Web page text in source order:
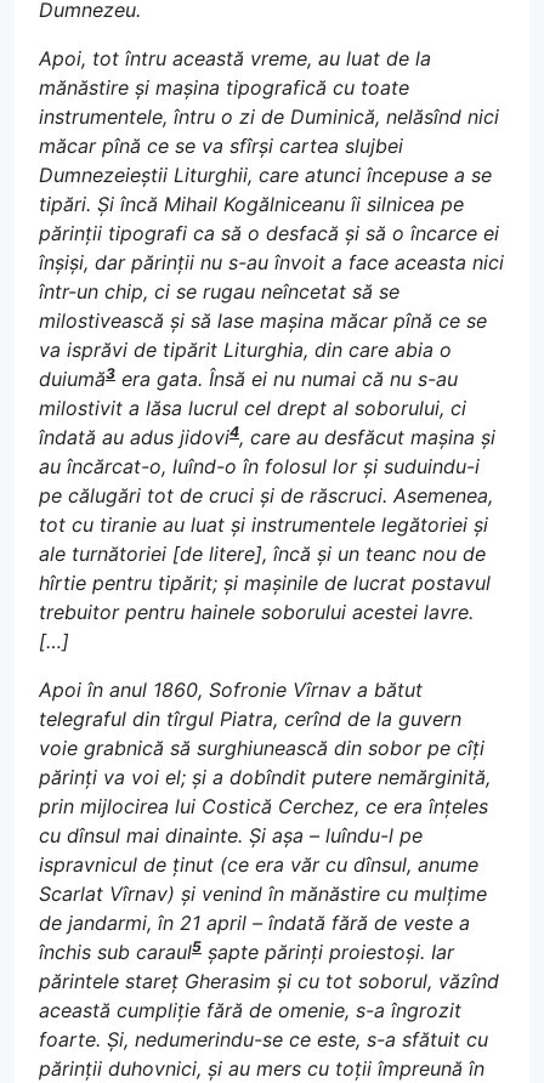
Dumnezeu.
Apoi, tot întru această vreme, au luat de la
mănăstire și mașina tipografică cu toate
instrumentele, întru o zi de Duminică, nelăsînd nici
măcar pînă ce se va sfîrși cartea slujbei
Dumnezeieștii Liturghii, care atunci începuse a se
tipări. Și încă Mihail Kogălniceanu îi silnicea pe
părinții tipografi ca să o desfacă și să o încarce ei
înșiși, dar părinții nu s-au învoit a face aceasta nici
într-un chip, ci se rugau neîncetat să se
milostivească și să lase mașina măcar pînă ce se
va isprăvi de tipărit Liturghia, din care abia o
duiumă3 era gata. Însă ei nu numai că nu s-au
milostivit a lăsa lucrul cel drept al soborului, ci
îndată au adus jidovi4, care au desfăcut mașina și
au încărcat-o, luînd-o în folosul lor și suduindu-i
pe călugări tot de cruci și de răscruci. Asemenea,
tot cu tiranie au luat și instrumentele legătoriei și
ale turnătoriei [de litere], încă și un teanc nou de
hîrtie pentru tipărit; și mașinile de lucrat postavul
trebuitor pentru hainele soborului acestei lavre.
[…]
Apoi în anul 1860, Sofronie Vîrnav a bătut
telegraful din tîrgul Piatra, cerînd de la guvern
voie grabnică să surghiunească din sobor pe cîți
părinți va voi el; și a dobîndit putere nemărginită,
prin mijlocirea lui Costică Cerchez, ce era înțeles
cu dînsul mai dinainte. Și așa – luîndu-l pe
ispravnicul de ținut (ce era văr cu dînsul, anume
Scarlat Vîrnav) și venind în mănăstire cu mulțime
de jandarmi, în 21 april – îndată fără de veste a
închis sub caraul5 șapte părinți proiestoși. Iar
părintele stareț Gherasim și cu tot soborul, văzînd
această cumpliție fără de omenie, s-a îngrozit
foarte. Și, nedumerindu-se ce este, s-a sfătuit cu
părinții duhovnici, și au mers cu toții împreună în